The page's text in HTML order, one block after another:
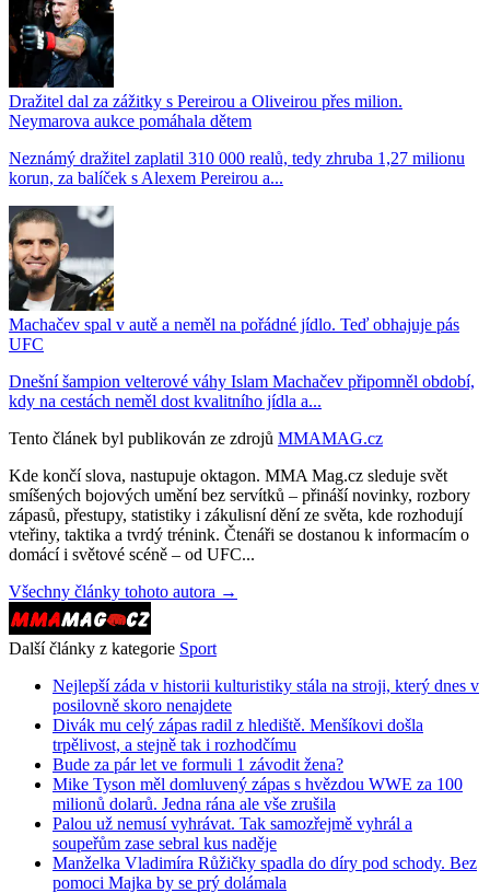
Dražitel dal za zážitky s Pereirou a Oliveirou přes milion.
Neymarova aukce pomáhala dětem
Neznámý dražitel zaplatil 310 000 realů, tedy zhruba 1,27 milionu
korun, za balíček s Alexem Pereirou a...
Machačev spal v autě a neměl na pořádné jídlo. Teď obhajuje pás
UFC
Dnešní šampion velterové váhy Islam Machačev připomněl období,
kdy na cestách neměl dost kvalitního jídla a...
Tento článek byl publikován ze zdrojů MMAMAG.cz
Kde končí slova, nastupuje oktagon. MMA Mag.cz sleduje svět
smíšených bojových umění bez servítků – přináší novinky, rozbory
zápasů, přestupy, statistiky i zákulisní dění ze světa, kde rozhodují
vteřiny, taktika a tvrdý trénink. Čtenáři se dostanou k informacím o
domácí i světové scéně – od UFC...
Všechny články tohoto autora →
Další články z kategorie Sport
Nejlepší záda v historii kulturistiky stála na stroji, který dnes v
posilovně skoro nenajdete
Divák mu celý zápas radil z hlediště. Menšíkovi došla
trpělivost, a stejně tak i rozhodčímu
Bude za pár let ve formuli 1 závodit žena?
Mike Tyson měl domluvený zápas s hvězdou WWE za 100
milionů dolarů. Jedna rána ale vše zrušila
Palou už nemusí vyhrávat. Tak samozřejmě vyhrál a
soupeřům zase sebral kus naděje
Manželka Vladimíra Růžičky spadla do díry pod schody. Bez
pomoci Majka by se prý dolámala